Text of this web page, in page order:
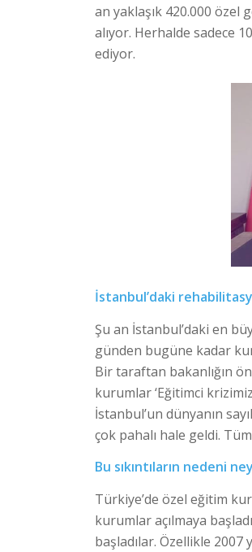
an yaklaşık 420.000
alıyor. Herhalde sadece
ediyor.
İstanbul’daki
Şu an İstanbul’daki en
günden bugüne kadar
Bir taraftan bakanlığın
kurumlar ‘Eğitimci
İstanbul’un dünyanın
çok pahalı hale geldi.
Bu sıkıntıların nedeni
Türkiye’de özel eğitim
kurumlar açılmaya
başladılar. Özellikle